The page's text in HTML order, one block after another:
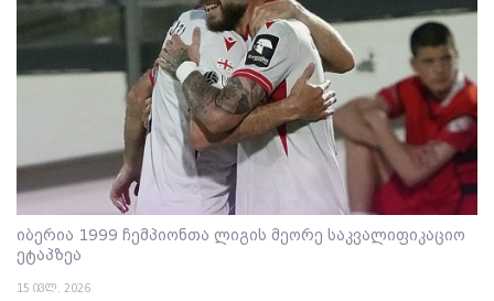
იბერია 1999 ჩემპიონთა ლიგის მეორე საკვალიფიკაციო
ეტაპზეა
15 ივლ. 2026